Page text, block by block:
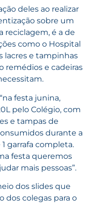
deles ao realizar
sobre um
é a de
como o Hospital
lacres e tampinhas
remédios e cadeiras
festa junina,
pelo Colégio, com
e tampas de
durante a
garrafa completa.
festa queremos
mais pessoas”.
dos slides que
dos colegas para o